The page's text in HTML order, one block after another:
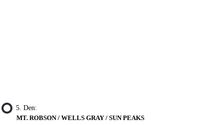
5. Den:
MT. ROBSON / WELLS GRAY / SUN PEAKS